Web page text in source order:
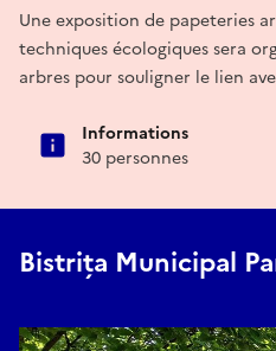
Une exposition de papeteries
techniques écologiques sera
arbres pour souligner le lien
Informations
30 personnes
Bistrița Municipal